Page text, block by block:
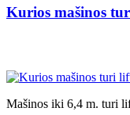
Kurios mašinos
Mašinos iki 6,4 m. turi